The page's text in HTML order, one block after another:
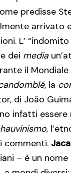
predisse
arrivato
L’
dei media
il
, la
di João
infatti
,
commenti.
– è un nome